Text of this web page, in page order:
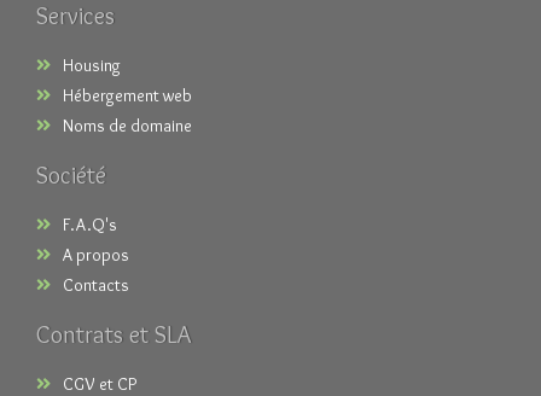
Services
Housing
Hébergement web
Noms de domaine
Société
F.A.Q's
A propos
Contacts
Contrats et SLA
CGV et CP